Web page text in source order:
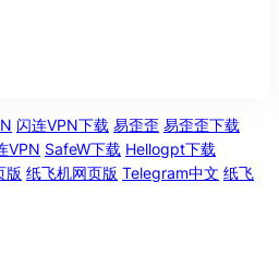
闪连VPN下载 易歪歪 易歪歪下载
VPN SafeW下载 Hellogpt下载
版 纸飞机网页版 Telegram中文 纸飞